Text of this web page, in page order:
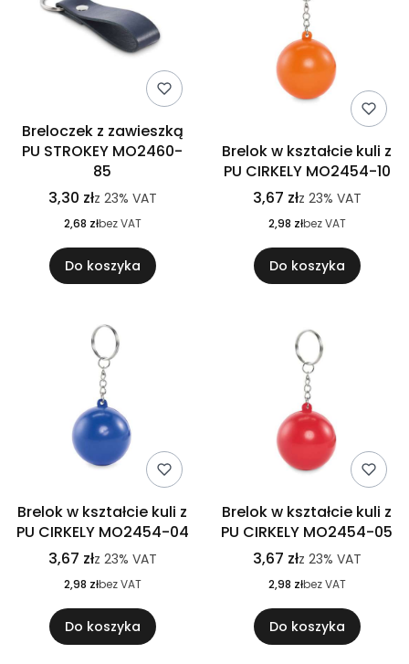
Breloczek z zawieszką
PU STROKEY MO2460-
85
3,30 złz 23% VAT
2,68 złbez VAT
Do koszyka
Brelok w kształcie kuli z
PU CIRKELY MO2454-10
3,67 złz 23% VAT
2,98 złbez VAT
Do koszyka
Brelok w kształcie kuli z
PU CIRKELY MO2454-04
3,67 złz 23% VAT
2,98 złbez VAT
Do koszyka
Brelok w kształcie kuli z
PU CIRKELY MO2454-05
3,67 złz 23% VAT
2,98 złbez VAT
Do koszyka